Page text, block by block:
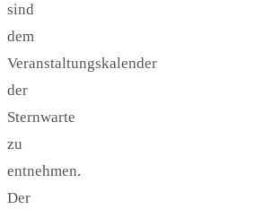
sind
dem
Veranstaltungskalender
der
Sternwarte
zu
entnehmen.
Der